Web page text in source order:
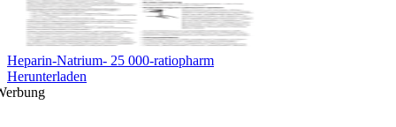
Heparin-Natrium- 25 000-ratiopharm
Herunterladen